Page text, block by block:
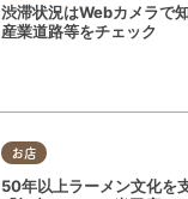
渋滞状況はWebカメラで
産業道路等をチェック
お店
50年以上ラーメン文化を